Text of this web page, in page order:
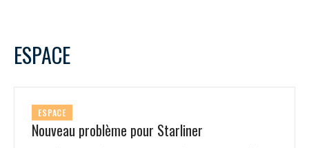
ESPACE
ESPACE
Nouveau problème pour Starliner